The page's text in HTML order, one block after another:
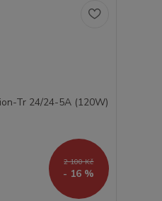
2 100 Kč
- 16 %